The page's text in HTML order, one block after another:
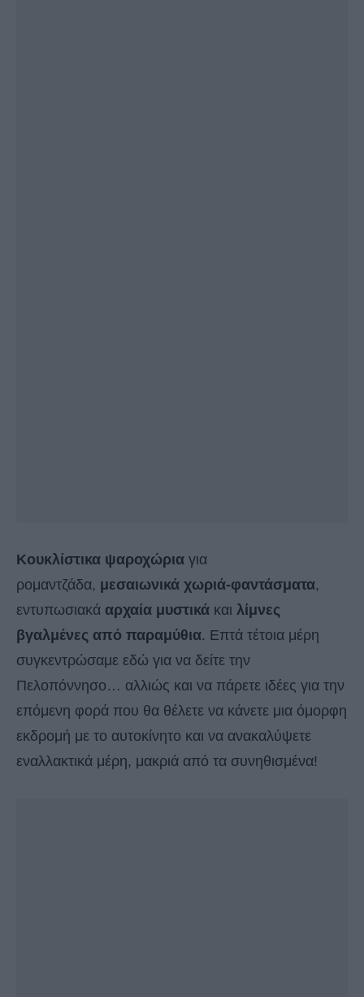
Κουκλίστικα ψαροχώρια για
ρομαντζάδα, μεσαιωνικά χωριά-φαντάσματα,
εντυπωσιακά αρχαία μυστικά και λίμνες
βγαλμένες από παραμύθια. Επτά τέτοια μέρη
συγκεντρώσαμε εδώ για να δείτε την
Πελοπόννησο… αλλιώς και να πάρετε ιδέες για την
επόμενη φορά που θα θέλετε να κάνετε μια όμορφη
εκδρομή με το αυτοκίνητο και να ανακαλύψετε
εναλλακτικά μέρη, μακριά από τα συνηθισμένα!